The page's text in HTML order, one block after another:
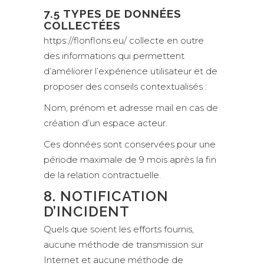
7.5 TYPES DE DONNÉES
COLLECTÉES
https://flonflons.eu/ collecte en outre
des informations qui permettent
d’améliorer l’expérience utilisateur et de
proposer des conseils contextualisés :
Nom, prénom et adresse mail en cas de
création d’un espace acteur.
Ces données sont conservées pour une
période maximale de 9 mois après la fin
de la relation contractuelle.
8. NOTIFICATION
D’INCIDENT
Quels que soient les efforts fournis,
aucune méthode de transmission sur
Internet et aucune méthode de